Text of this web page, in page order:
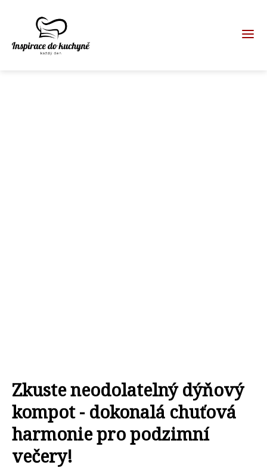
Zkuste neodolatelný dýňový
kompot - dokonalá chuťová
harmonie pro podzimní
večery!